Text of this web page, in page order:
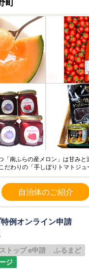
町
「南ふらの産メロン」は甘みと
だわりの「手しぼりトマトジ
自治体のご紹介
例オンライン申請
トップ e申請
ふるまど
ジ